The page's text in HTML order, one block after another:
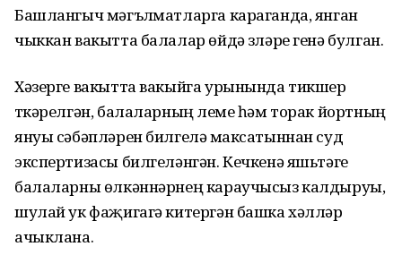
Башлангыч мәгълүматларга караганда, янган
чыккан вакытта балалар өйдә үзләре генә булган.
Хәзерге вакытта вакыйга урынында тикшерү
үткәрелгән, балаларның үлеме һәм торак йортның
януы сәбәпләрен билгеләү максатыннан суд
экспертизасы билгеләнгән. Кечкенә яшьтәге
балаларны өлкәннәрнең караучысыз калдыруы,
шулай ук фаҗигагә китергән башка хәлләр
ачыклана.